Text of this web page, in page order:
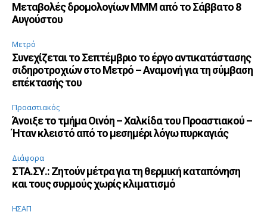
Μεταβολές δρομολογίων ΜΜΜ από το Σάββατο 8
Αυγούστου
Μετρό
Συνεχίζεται το Σεπτέμβριο το έργο αντικατάστασης
σιδηροτροχιών στο Μετρό – Αναμονή για τη σύμβαση
επέκτασής του
Προαστιακός
Άνοιξε το τμήμα Οινόη – Χαλκίδα του Προαστιακού –
Ήταν κλειστό από το μεσημέρι λόγω πυρκαγιάς
Διάφορα
ΣΤΑ.ΣΥ.: Ζητούν μέτρα για τη θερμική καταπόνηση
και τους συρμούς χωρίς κλιματισμό
ΗΣΑΠ